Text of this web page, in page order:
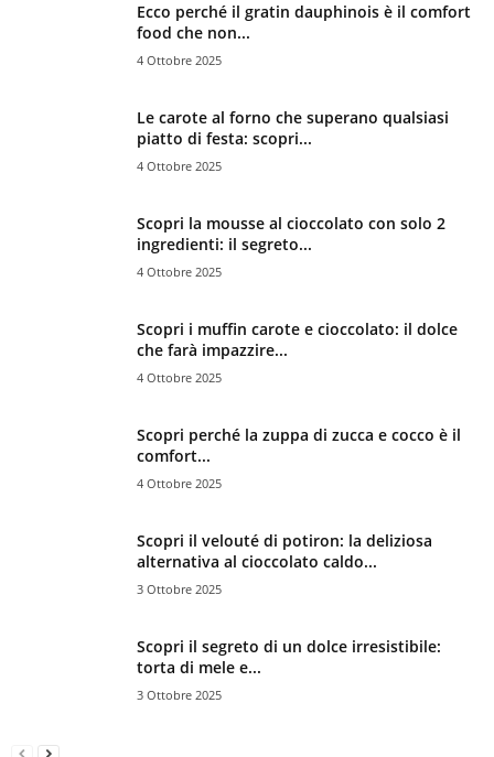
Ecco perché il gratin dauphinois è il comfort
food che non...
4 Ottobre 2025
Le carote al forno che superano qualsiasi
piatto di festa: scopri...
4 Ottobre 2025
Scopri la mousse al cioccolato con solo 2
ingredienti: il segreto...
4 Ottobre 2025
Scopri i muffin carote e cioccolato: il dolce
che farà impazzire...
4 Ottobre 2025
Scopri perché la zuppa di zucca e cocco è il
comfort...
4 Ottobre 2025
Scopri il velouté di potiron: la deliziosa
alternativa al cioccolato caldo...
3 Ottobre 2025
Scopri il segreto di un dolce irresistibile:
torta di mele e...
3 Ottobre 2025